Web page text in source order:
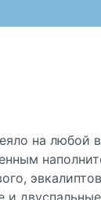
на любой